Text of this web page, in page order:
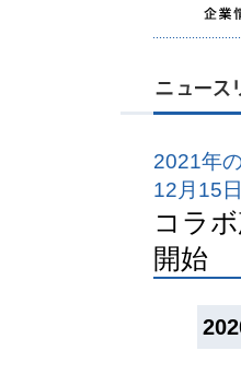
2021年
12月15
コラ
開始